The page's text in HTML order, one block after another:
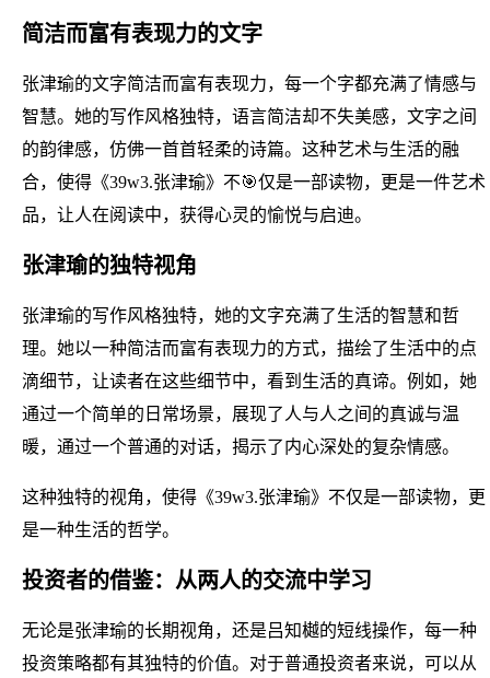
简洁而富有表现力的文字
张津瑜的文字简洁而富有表现力，每一个字都充满了情感与
智慧。她的写作风格独特，语言简洁却不失美感，文字之间
的韵律感，仿佛一首首轻柔的诗篇。这种艺术与生活的融
合，使得《39w3.张津瑜》不🎯仅是一部读物，更是一件艺术
品，让人在阅读中，获得心灵的愉悦与启迪。
张津瑜的独特视角
张津瑜的写作风格独特，她的文字充满了生活的智慧和哲
理。她以一种简洁而富有表现力的方式，描绘了生活中的点
滴细节，让读者在这些细节中，看到生活的真谛。例如，她
通过一个简单的日常场景，展现了人与人之间的真诚与温
暖，通过一个普通的对话，揭示了内心深处的复杂情感。
这种独特的视角，使得《39w3.张津瑜》不仅是一部读物，更
是一种生活的哲学。
投资者的借鉴：从两人的交流中学习
无论是张津瑜的长期视角，还是吕知樾的短线操作，每一种
投资策略都有其独特的价值。对于普通投资者来说，可以从